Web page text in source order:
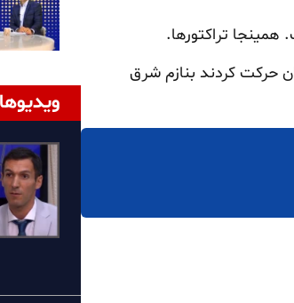
حرکت کردند بنازم شرق